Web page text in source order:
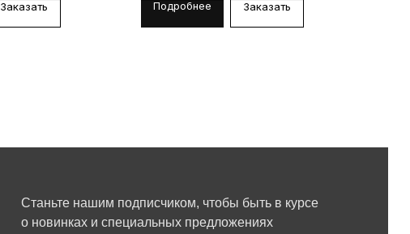
Заказать Подробнее Заказать
Станьте нашим подписчиком, чтобы быть в курсе
о новинках и специальных предложениях